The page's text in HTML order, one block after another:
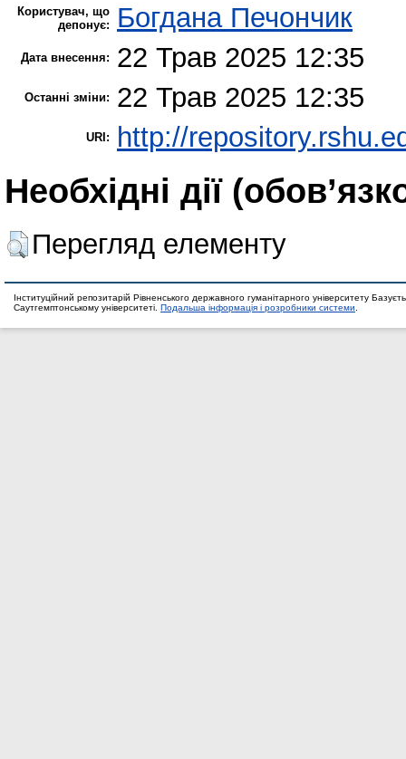
Користувач, що
депонує:
Богдана Печончик
Дата внесення: 22 Трав 2025 12:35
Останні зміни: 22 Трав 2025 12:35
URI: http://
Необхідні дії
Перегляд елементу
Інституційний репозитарій Рівненського державного гуманітарного університету
Саутгемптонському університеті. Подальша інформація і розробники системи